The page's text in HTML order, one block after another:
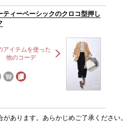
ティーベーシックのクロコ型押し
アイテムを使った
他のコーデ
あります。あらかじめご了承ください。